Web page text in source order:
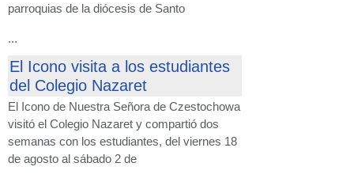
parroquias de la diócesis de Santo
...
El Icono visita a los estudiantes
del Colegio Nazaret
El Icono de Nuestra Señora de Czestochowa
visitó el Colegio Nazaret y compartió dos
semanas con los estudiantes, del viernes 18
de agosto al sábado 2 de